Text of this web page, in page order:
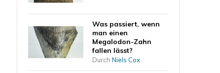
Was passiert, wenn
man einen
Megalodon-Zahn
fallen lässt?
Durch Niels Cox